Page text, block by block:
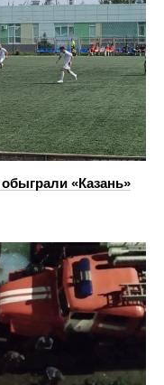
«Казань»